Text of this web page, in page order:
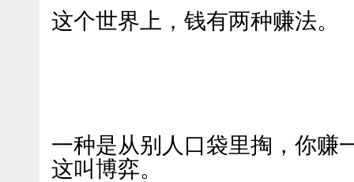
这个世界上，钱有两种赚法。
一种是从别人口袋里掏，你赚
这叫博弈。